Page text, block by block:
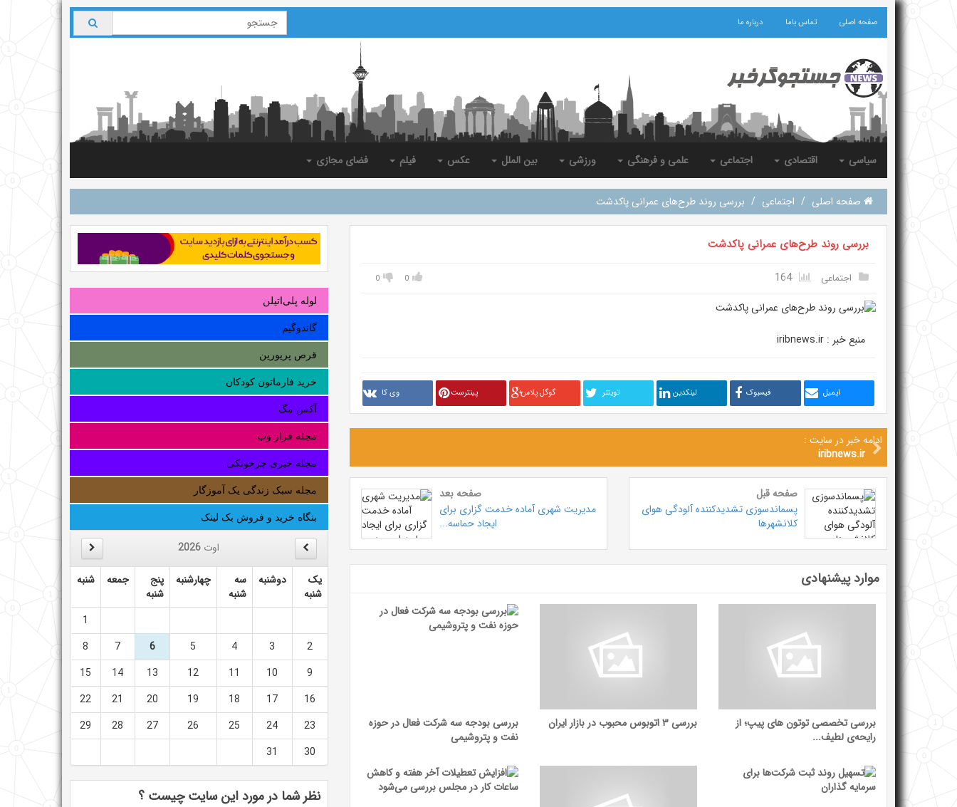
صفحه اصلی تماس باما درباره ما
سیاسی اقتصادی اجتماعی علمی و فرهنگی ورزشی بین الملل عکس فیلم فضای مجازی
صفحه اصلی / اجتماعی / بررسی روند طرح‌های عمرانی پاکدشت
بررسی روند طرح‌های عمرانی پاکدشت
اجتماعی 164
0
0
منبع خبر : iribnews.ir
ایمیل فیسبوک لینکدین تويتنر گوگل پلاس پینترست وی کا
ادامه خبر در سایت :
iribnews.ir
صفحه قبل
پسماندسوزی تشدیدکننده آلودگی هوای
کلانشهر‌ها
صفحه بعد
مدیریت شهری آماده خدمت گزاری برای
ایجاد حماسه...
موارد پیشنهادی
بررسی تخصصی توتون ‌های پیپ؛ از
رایحه‌ی لطیف...
بررسی ۳ اتوبوس محبوب در بازار ایران
بررسی بودجه سه شرکت فعال در حوزه
نفت و پتروشیمی
لوله‌ پلی‌اتیلن
گاندوگیم
قرص پریورین
خرید فارماتون کودکان
آکس مگ
مجله فراز وب
مجله خبری چرخونکی
مجله سبک زندگی یک آموزگار
بنگاه خرید و فروش بک لینک
اوت 2026
یک
شنبه
دوشنبه
سه
شنبه
چهارشنبه
پنج
شنبه
جمعه شنبه
1
2
3
4
5
6
7
8
9
10
11
12
13
14
15
16
17
18
19
20
21
22
23
24
25
26
27
28
29
30
31
نظر شما در مورد این سایت چیست ؟